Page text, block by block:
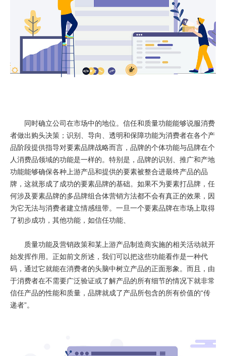
同时确立公司在市场中的地位。信任和质量功能能够说服消费
者做出购头决策；识别、导向、透明和保障功能为消费者在各个产
品阶段提供指导对要素品牌战略而言，品牌的个体功能与品牌在个
人消费品领域的功能是一样的。特别是，品牌的识别、推广和产地
功能能够确保各种上游产品和提供的要素被整合进最终产品的品
牌，这就形成了成功的要素品牌的基础。如果不为要素打品牌，任
何涉及要素品牌的多品牌组合体营销方法都不会有真正的效果，因
为它无法与消费者建立情感纽带。一旦一个要素品牌在市场上取得
了初步成功，其他功能，如信任功能、
质量功能及营销政策和某上游产品制造商实施的相关活动就开
始发挥作用。正如前文所述，我们可以把这些功能看作是一种代
码，通过它就能在消费者的头脑中树立产品的正面形象。而且，由
于消费者在不需要广泛验证或了解产品的所有细节的情况下就非常
信任产品的性能和质量，品牌就成了产品所包含的所有价值的“传
递者”。